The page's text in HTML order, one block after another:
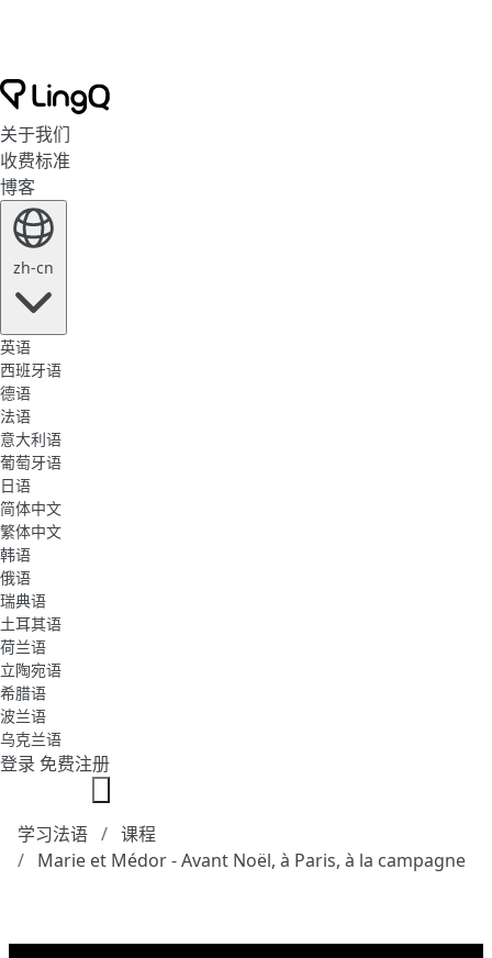
关于我们
收费标准
博客
zh-cn
英语
西班牙语
德语
法语
意大利语
葡萄牙语
日语
简体中文
繁体中文
韩语
俄语
瑞典语
土耳其语
荷兰语
立陶宛语
希腊语
波兰语
乌克兰语
登录 免费注册
学习法语
课程
Marie et Médor - Avant Noël, à Paris, à la campagne